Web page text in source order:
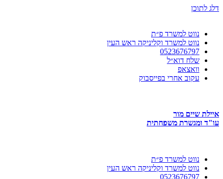
דלג לתוכן
נווט למשרד פ״ת
נווט למשרד וקליניקה ראש העין
0523676797
שלח דוא״ל
וואצאפ
עקוב אחרי בפייסבוק
איילת שיים מור
עו"ד ומגשרת משפחתית
נווט למשרד פ״ת
נווט למשרד וקליניקה ראש העין
0523676797